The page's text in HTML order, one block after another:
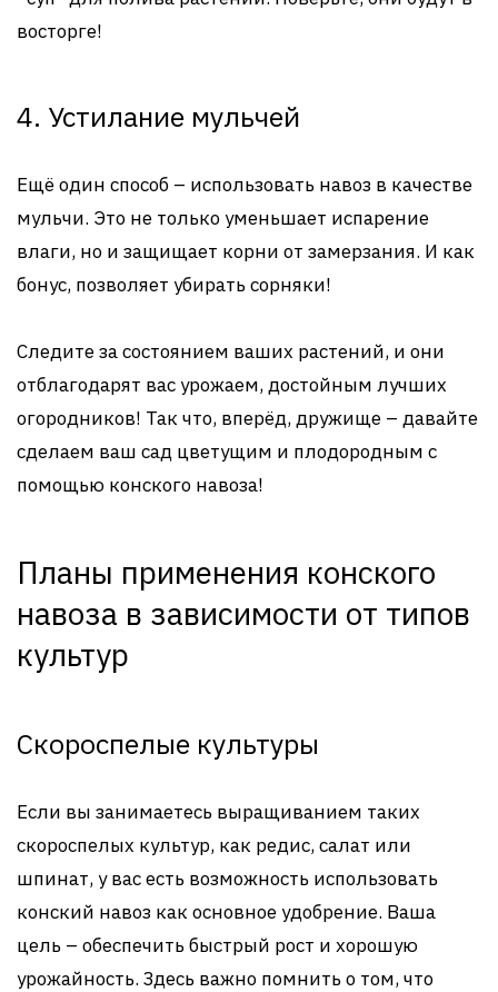
восторге!
4. Устилание мульчей
Ещё один способ – использовать навоз в качестве
мульчи. Это не только уменьшает испарение
влаги, но и защищает корни от замерзания. И как
бонус, позволяет убирать сорняки!
Следите за состоянием ваших растений, и они
отблагодарят вас урожаем, достойным лучших
огородников! Так что, вперёд, дружище – давайте
сделаем ваш сад цветущим и плодородным с
помощью конского навоза!
Планы применения конского
навоза в зависимости от типов
культур
Скороспелые культуры
Если вы занимаетесь выращиванием таких
скороспелых культур, как редис, салат или
шпинат, у вас есть возможность использовать
конский навоз как основное удобрение. Ваша
цель – обеспечить быстрый рост и хорошую
урожайность. Здесь важно помнить о том, что